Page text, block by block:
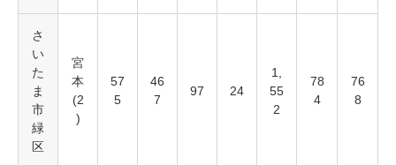
さ
い
た
ま
市
緑
区
宮
本
(2
)
57
5
46
7
97 24
1,
55
2
78
4
76
8